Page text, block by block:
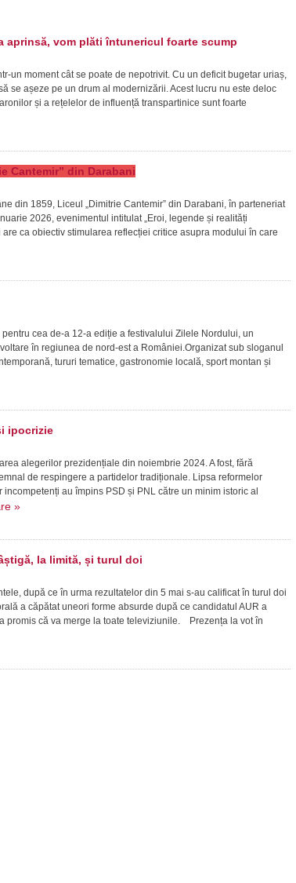
aprinsă, vom plăti întunericul foarte scump
un moment cât se poate de nepotrivit. Cu un deficit bugetar uriaș,
se așeze pe un drum al modernizării. Acest lucru nu este deloc
și a rețelelor de influență transpartinice sunt foarte
Cantemir” din Darabani
din 1859, Liceul „Dimitrie Cantemir” din Darabani, în parteneriat
2026, evenimentul intitulat „Eroi, legende și realități
ca obiectiv stimularea reflecției critice asupra modului în care
cea de-a 12-a ediție a festivalului Zilele Nordului, un
în regiunea de nord-est a României.Organizat sub sloganul
tururi tematice, gastronomie locală, sport montan și
ipocrizie
alegerilor prezidențiale din noiembrie 2024. A fost, fără
de respingere a partidelor tradiționale. Lipsa reformelor
au împins PSD și PNL către un minim istoric al
»
la limită, și turul doi
după ce în urma rezultatelor din 5 mai s-au calificat în turul doi
a căpătat uneori forme absurde după ce candidatul AUR a
promis că va merge la toate televiziunile. Prezența la vot în